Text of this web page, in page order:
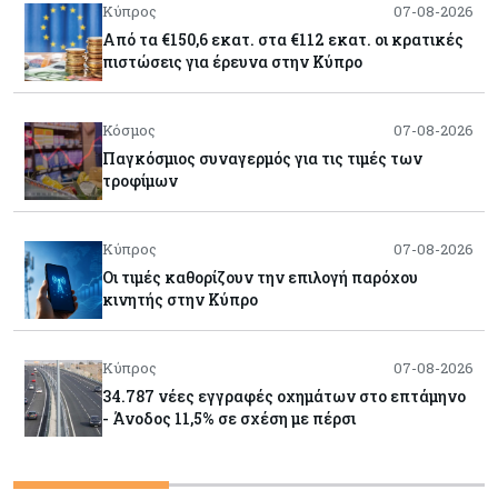
Κύπρος 07-08-2026
Από τα €150,6 εκατ. στα €112 εκατ. οι κρατικές
πιστώσεις για έρευνα στην Κύπρο
Κόσμος 07-08-2026
Παγκόσμιος συναγερμός για τις τιμές των
τροφίμων
Κύπρος 07-08-2026
Οι τιμές καθορίζουν την επιλογή παρόχου
κινητής στην Κύπρο
Κύπρος 07-08-2026
34.787 νέες εγγραφές οχημάτων στο επτάμηνο
- Άνοδος 11,5% σε σχέση με πέρσι
Κόσμος 07-08-2026